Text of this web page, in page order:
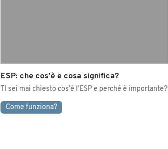
ESP: che cos’è e cosa significa?
TI sei mai chiesto cos’è l’ESP e perché è importante?
Come funziona?